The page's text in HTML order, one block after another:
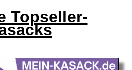
Topseller-